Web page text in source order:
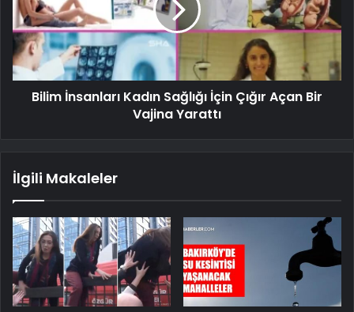
Bilim İnsanları Kadın Sağlığı İçin Çığır Açan Bir
Vajina Yarattı
İlgili Makaleler